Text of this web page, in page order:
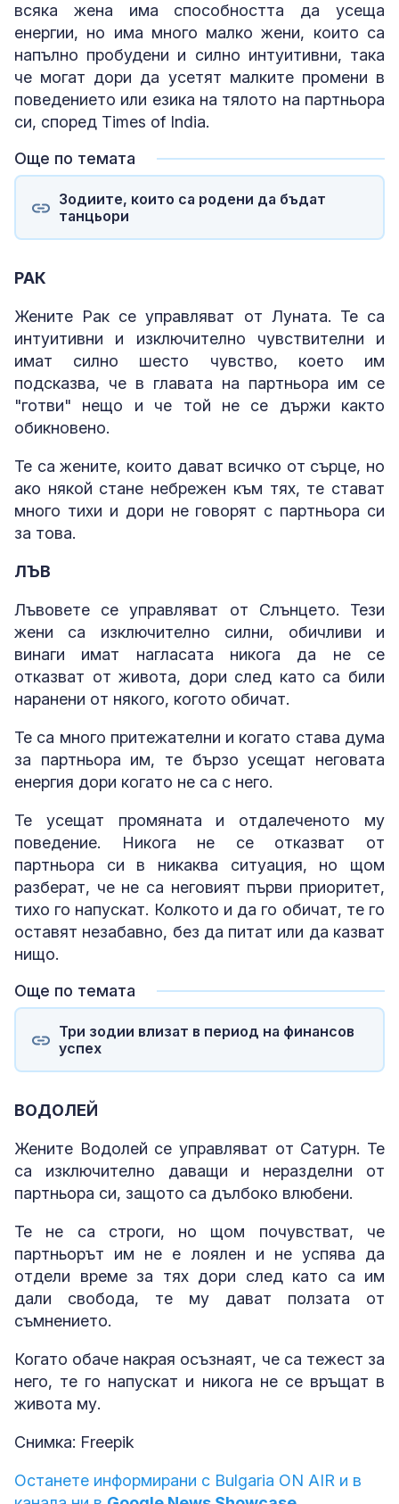
всяка жена има способността да усеща
енергии, но има много малко жени, които са
напълно пробудени и силно интуитивни, така
че могат дори да усетят малките промени в
поведението или езика на тялото на партньора
си, според Times of India.
Още по темата
Зодиите, които са родени да бъдат
танцьори
РАК
Жените Рак се управляват от Луната. Те са
интуитивни и изключително чувствителни и
имат силно шесто чувство, което им
подсказва, че в главата на партньора им се
"готви" нещо и че той не се държи както
обикновено.
Те са жените, които дават всичко от сърце, но
ако някой стане небрежен към тях, те стават
много тихи и дори не говорят с партньора си
за това.
ЛЪВ
Лъвовете се управляват от Слънцето. Тези
жени са изключително силни, обичливи и
винаги имат нагласата никога да не се
отказват от живота, дори след като са били
наранени от някого, когото обичат.
Те са много притежателни и когато става дума
за партньора им, те бързо усещат неговата
енергия дори когато не са с него.
Те усещат промяната и отдалеченото му
поведение. Никога не се отказват от
партньора си в никаква ситуация, но щом
разберат, че не са неговият първи приоритет,
тихо го напускат. Колкото и да го обичат, те го
оставят незабавно, без да питат или да казват
нищо.
Още по темата
Три зодии влизат в период на финансов
успех
ВОДОЛЕЙ
Жените Водолей се управляват от Сатурн. Те
са изключително даващи и неразделни от
партньора си, защото са дълбоко влюбени.
Те не са строги, но щом почувстват, че
партньорът им не е лоялен и не успява да
отдели време за тях дори след като са им
дали свобода, те му дават ползата от
съмнението.
Когато обаче накрая осъзнаят, че са тежест за
него, те го напускат и никога не се връщат в
живота му.
Снимка: Freepik
Останете информирани с Bulgaria ON AIR и в